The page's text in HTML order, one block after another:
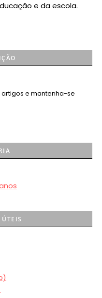
e da escola.
e mantenha-se